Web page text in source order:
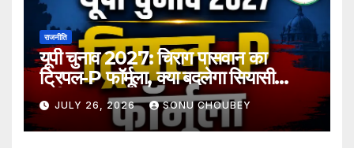
राजनीति
यूपी चुनाव 2027: चिराग पासवान का
ट्रिपल-P फॉर्मूला, क्या बदलेगा सियासी
समीकरण?
JULY 26, 2026 SONU CHOUBEY